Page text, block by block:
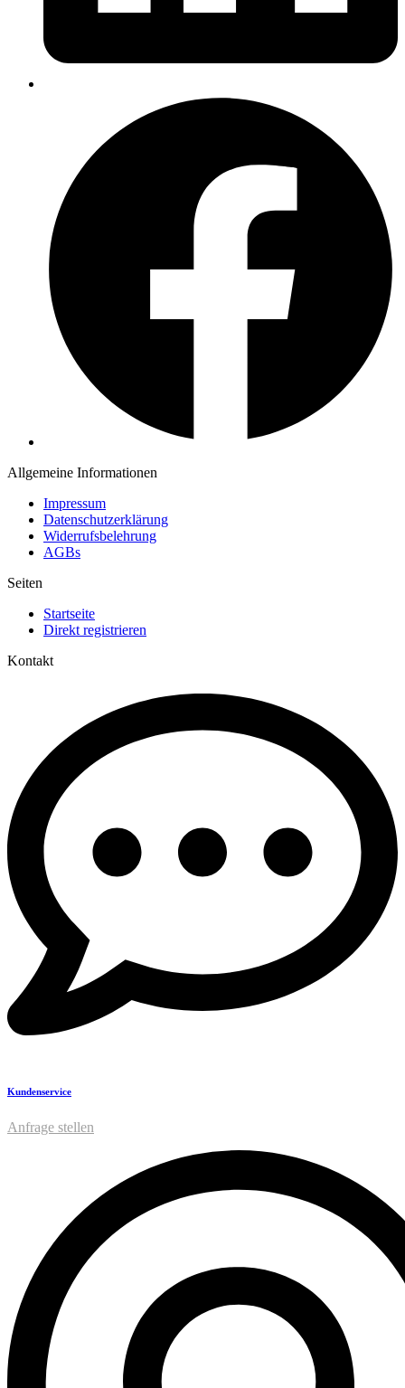
Allgemeine Informationen
Impressum
Datenschutzerklärung
Widerrufsbelehrung
AGBs
Seiten
Startseite
Direkt registrieren
Kontakt
Kundenservice
Anfrage stellen